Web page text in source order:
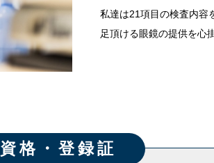
私達は21項目の検査内容
足頂ける眼鏡の提供を心
資格・登録証